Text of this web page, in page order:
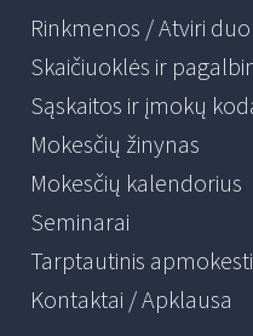
Rinkmenos / Atviri
Skaičiuoklės ir
Sąskaitos ir įmokų
Mokesčių žinynas
Mokesčių kalendorius
Seminarai
Tarptautinis
Kontaktai / Apklausa